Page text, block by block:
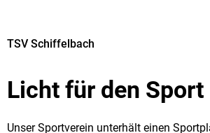
Licht für den Sport
TSV Schiffelbach
Unser Sportverein unterhält einen